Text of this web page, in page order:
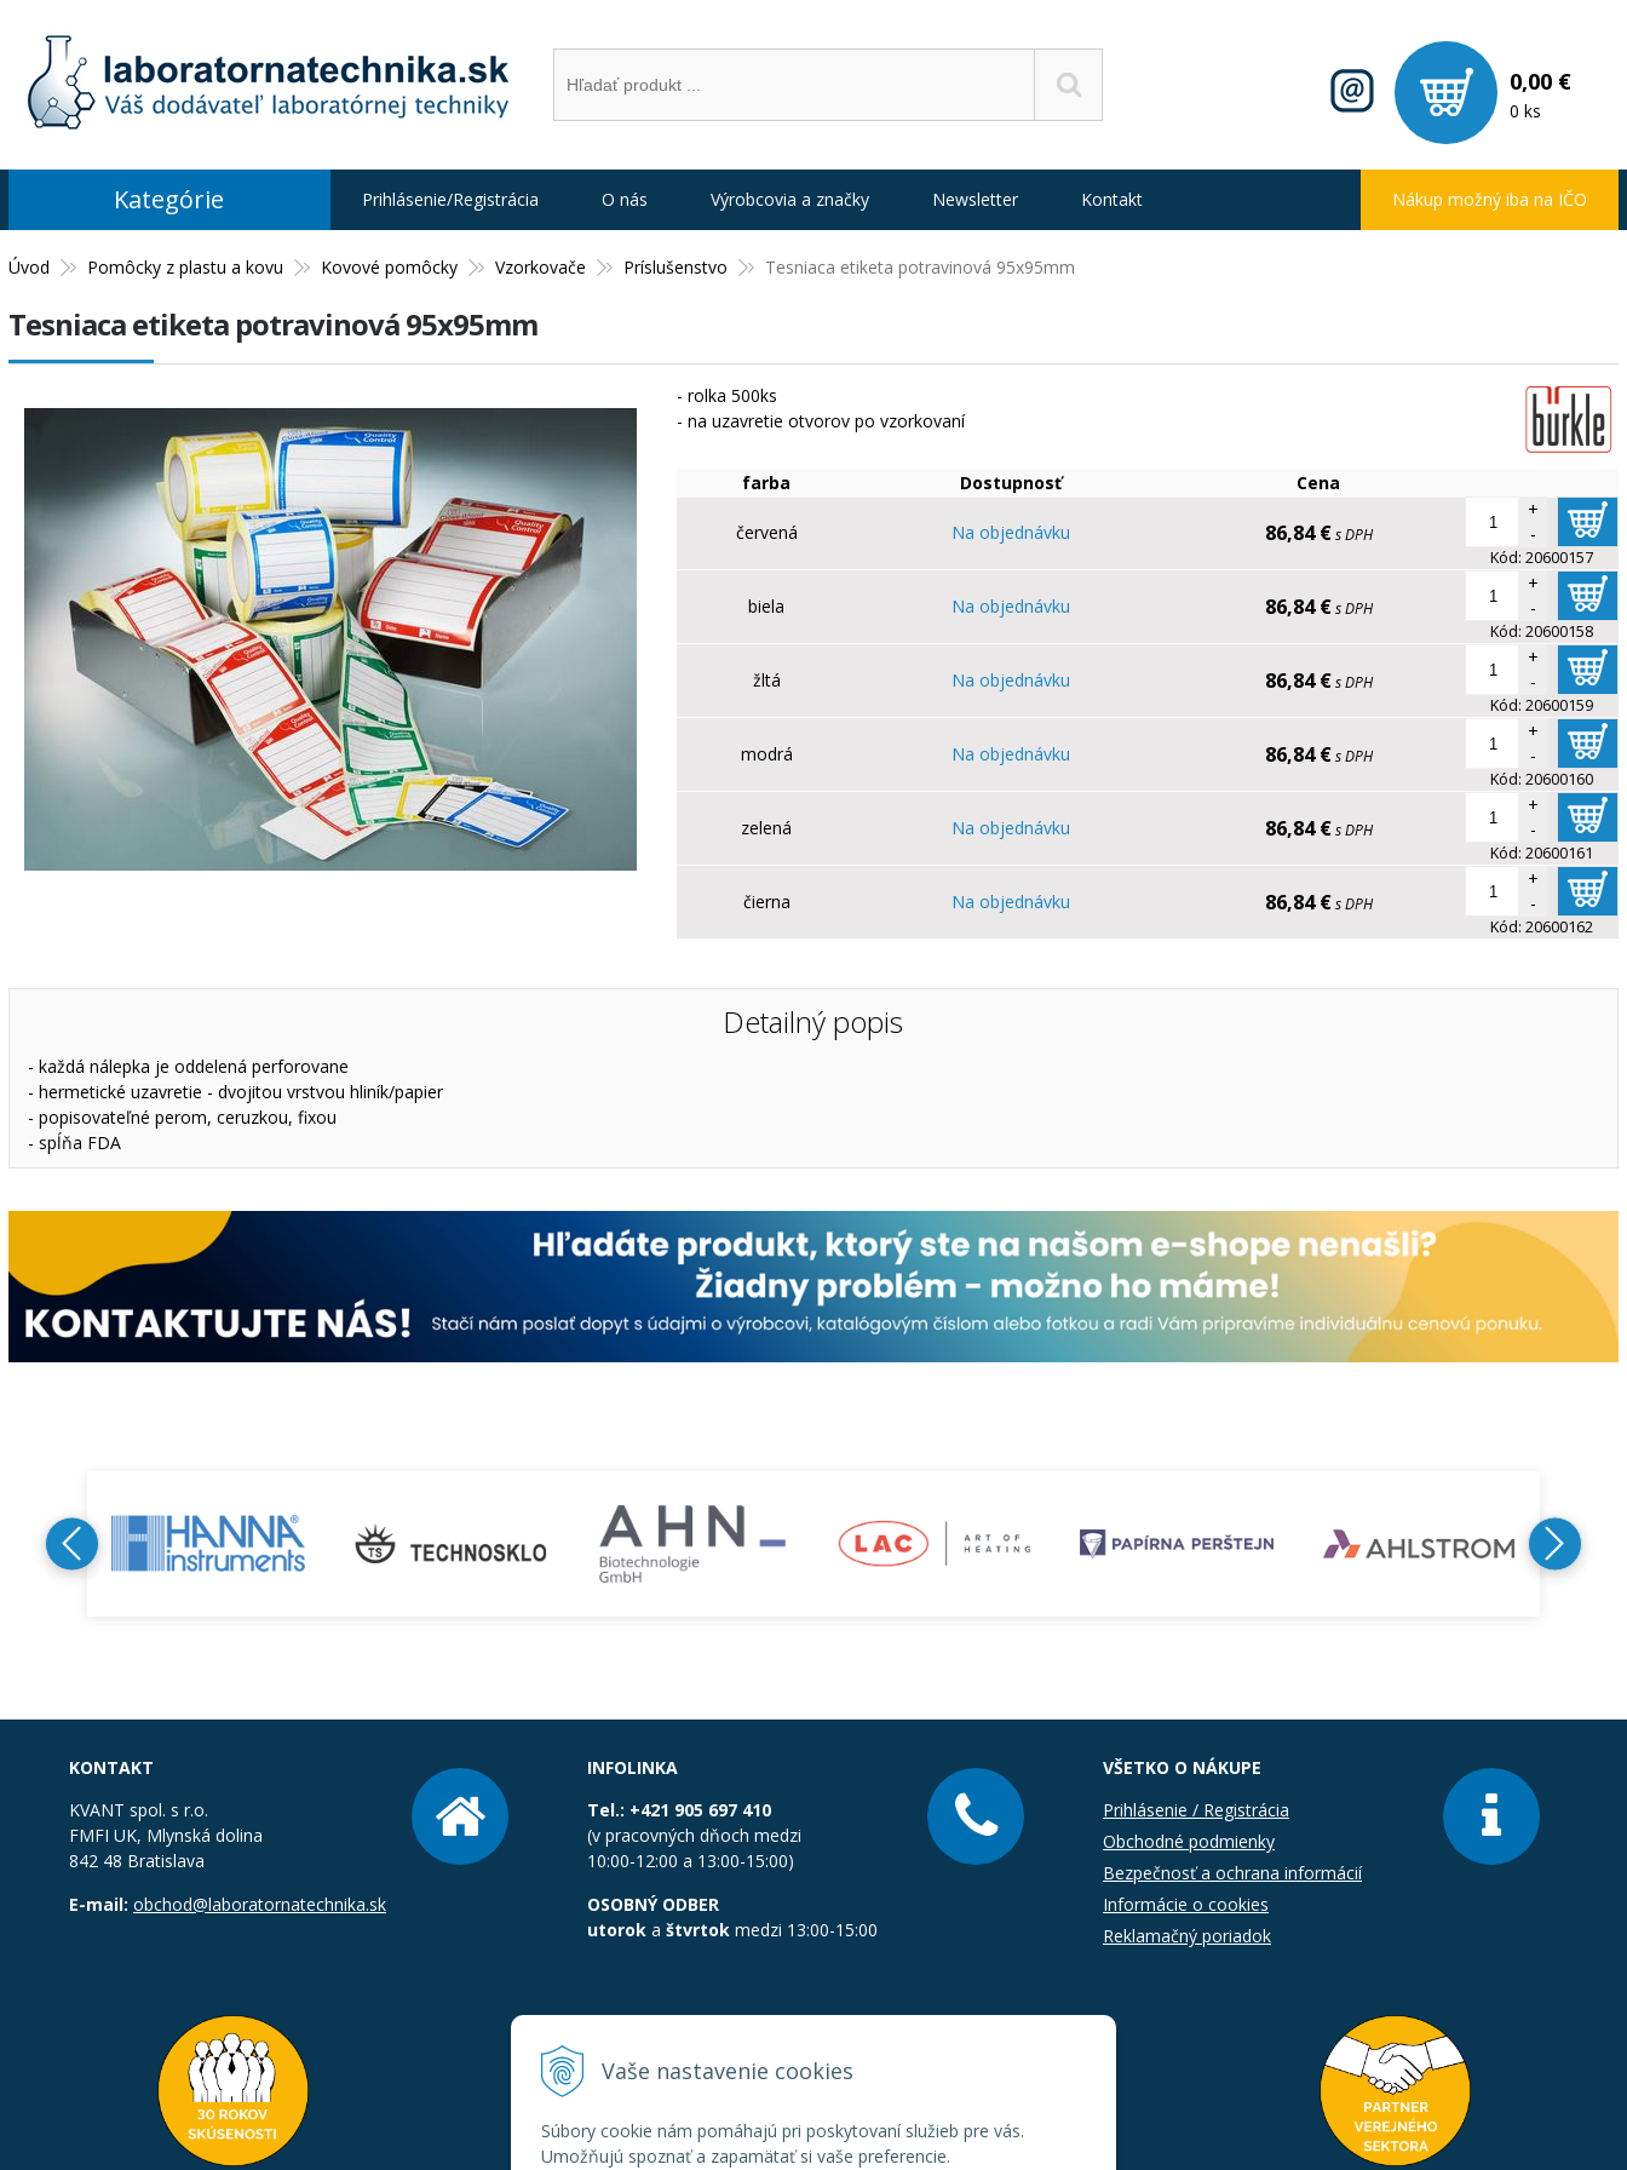
Vaše nastavenie cookies
Súbory cookie nám pomáhajú pri poskytovaní služieb pre vás.
Umožňujú spoznať a zapamätať si vaše preferencie.
0,00 €
0 ks
Úvod Pomôcky z plastu a kovu Kovové pomôcky Vzorkovače Príslušenstvo Tesniaca etiketa potravinová 95x95mm
Tesniaca etiketa potravinová 95x95mm
- rolka 500ks
- na uzavretie otvorov po vzorkovaní
farba Dostupnosť Cena
červená Na objednávku 86,84 € s DPH
+
-
Kód: 20600157
biela Na objednávku 86,84 € s DPH
+
-
Kód: 20600158
žltá Na objednávku 86,84 € s DPH
+
-
Kód: 20600159
modrá Na objednávku 86,84 € s DPH
+
-
Kód: 20600160
zelená Na objednávku 86,84 € s DPH
+
-
Kód: 20600161
čierna Na objednávku 86,84 € s DPH
+
-
Kód: 20600162
Detailný popis
- každá nálepka je oddelená perforovane
- hermetické uzavretie - dvojitou vrstvou hliník/papier
- popisovateľné perom, ceruzkou, fixou
- spĺňa FDA
Kategórie Prihlásenie/Registrácia O nás Výrobcovia a značky Newsletter Kontakt Nákup možný iba na IČO
KONTAKT
KVANT spol. s r.o.
FMFI UK, Mlynská dolina
842 48 Bratislava
E-mail: obchod@laboratornatechnika.sk
INFOLINKA
Tel.: +421 905 697 410
(v pracovných dňoch medzi
10:00-12:00 a 13:00-15:00)
OSOBNÝ ODBER
utorok a štvrtok medzi 13:00-15:00
VŠETKO O NÁKUPE
Prihlásenie / Registrácia
Obchodné podmienky
Bezpečnosť a ochrana informácií
Informácie o cookies
Reklamačný poriadok